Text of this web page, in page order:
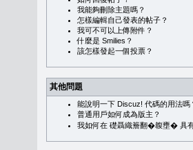
我能夠刪除主題嗎？
怎樣編輯自己發表的帖子？
我可不可以上傳附件？
什麼是 Smilies？
該怎樣發起一個投票？
其他問題
能說明一下 Discuz! 代碼的用法嗎
普通用戶如何成為版主？
我如何在 礎聶織簷翻�䪖壅� 具